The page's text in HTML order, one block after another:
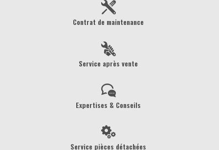
Contrat de maintenance
Service après vente
Expertises & Conseils
Service pièces détachées